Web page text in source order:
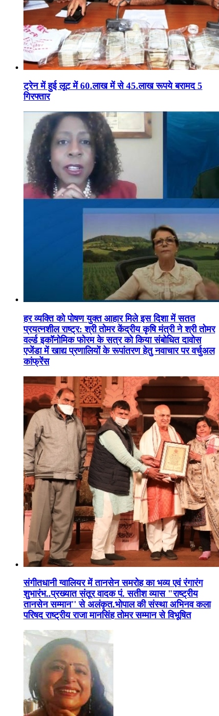
ट्रेन में हुई लूट में 60.लाख में से 45.लाख रूपये बरामद 5
गिरफ्तार
हर व्यक्ति को पोषण युक्त आहार मिले इस दिशा में सतत
प्रयत्नशील राष्ट्र: श्री तोमर केंद्रीय कृषि मंत्री ने श्री तोमर
वर्ल्ड इकॉनोमिक फोरम के सत्र को किया संबोधित दावोस
एजेंडा में खाद्य प्रणालियों के रूपांतरण हेतु नवाचार पर वर्चुअल
कांफ्रेंस
संगीतधानी ग्वालियर में तानसेन समरोह का भव्य एवं रंगारंग
शुभारंभ..प्रख्यात संतूर वादक पं. सतीश व्यास "राष्ट्रीय
तानसेन सम्मान'' से अलंकृत.भोपाल की संस्था अभिनव कला
परिषद राष्ट्रीय राजा मानसिंह तोमर सम्मान से विभूषित